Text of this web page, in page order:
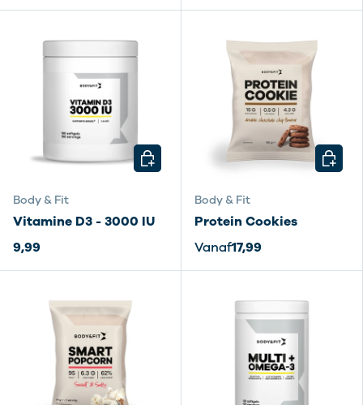
Body & Fit
Vitamine D3 - 3000 IU
9,99
KIES MOGELIJKHEDEN
Body & Fit
Protein Cookies
Vanaf17,99
KIES